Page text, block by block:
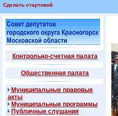
Сделать стартовой
Контрольно-счетная палата
Общественная палата
Муниципальные правовые
акты
Муниципальные программы
Публичные слушания